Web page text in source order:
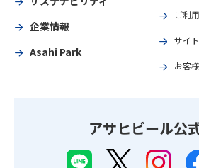
企業情報
Asahi Park
ご利
サイ
お客
アサヒビール公